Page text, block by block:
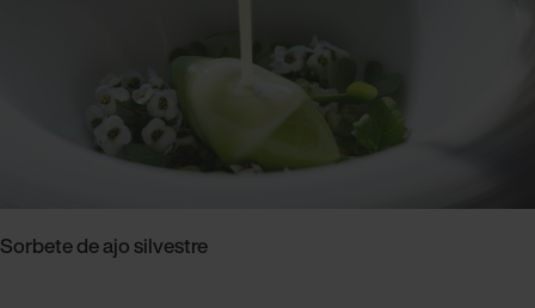
Sorbete de ajo silvestre